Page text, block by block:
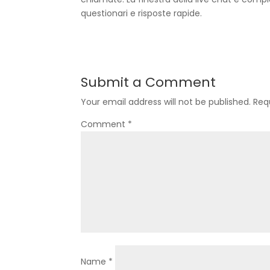
questionari e risposte rapide.
Submit a Comment
Your email address will not be published.
Comment *
Name *